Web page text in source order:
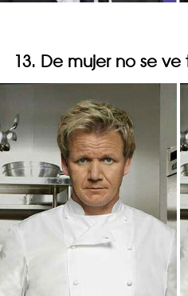
13. De mujer no se